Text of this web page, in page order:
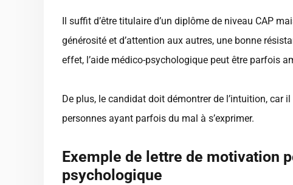
Il suffit d’être titulaire d’un diplôme de niveau CAP
générosité et d’attention aux autres, une bonne
effet, l’aide médico-psychologique peut être parfois
De plus, le candidat doit démontrer de l’intuition, car
personnes ayant parfois du mal à s’exprimer.
Exemple de lettre de motivation
psychologique